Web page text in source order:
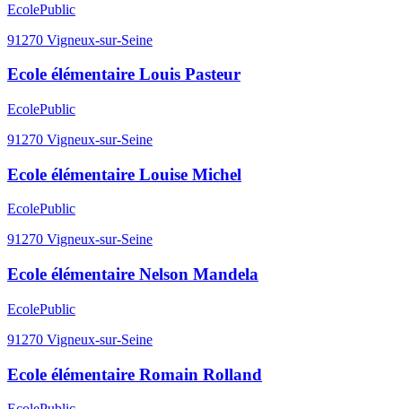
EcolePublic
91270 Vigneux-sur-Seine
Ecole élémentaire Louis Pasteur
EcolePublic
91270 Vigneux-sur-Seine
Ecole élémentaire Louise Michel
EcolePublic
91270 Vigneux-sur-Seine
Ecole élémentaire Nelson Mandela
EcolePublic
91270 Vigneux-sur-Seine
Ecole élémentaire Romain Rolland